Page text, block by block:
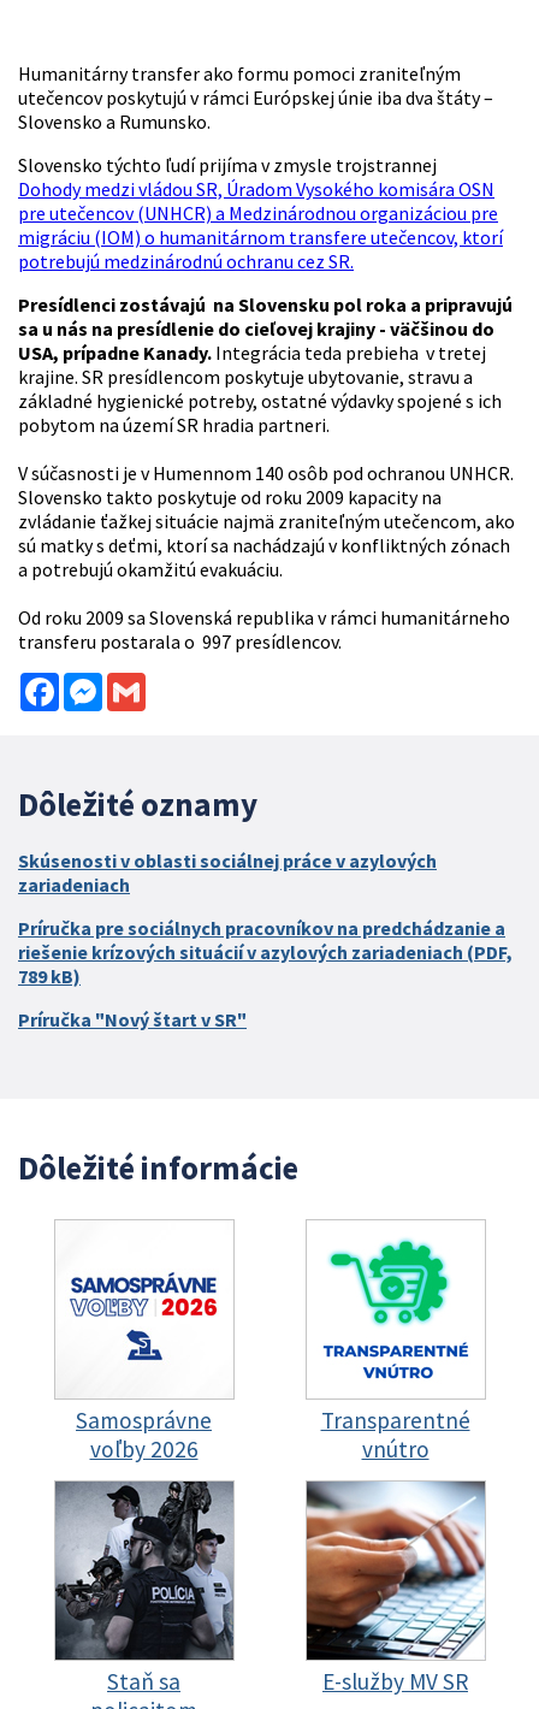
Humanitárny transfer ako formu pomoci zraniteľným
utečencov poskytujú v rámci Európskej únie iba dva štáty –
Slovensko a Rumunsko.
Slovensko týchto ľudí prijíma v zmysle trojstrannej
Dohody medzi vládou SR, Úradom Vysokého komisára OSN
pre utečencov (UNHCR) a Medzinárodnou organizáciou pre
migráciu (IOM) o humanitárnom transfere utečencov, ktorí
potrebujú medzinárodnú ochranu cez SR.
Presídlenci zostávajú na Slovensku pol roka a pripravujú
sa u nás na presídlenie do cieľovej krajiny - väčšinou do
USA, prípadne Kanady. Integrácia teda prebieha v tretej
krajine. SR presídlencom poskytuje ubytovanie, stravu a
základné hygienické potreby, ostatné výdavky spojené s ich
pobytom na území SR hradia partneri.
V súčasnosti je v Humennom 140 osôb pod ochranou UNHCR.
Slovensko takto poskytuje od roku 2009 kapacity na
zvládanie ťažkej situácie najmä zraniteľným utečencom, ako
sú matky s deťmi, ktorí sa nachádzajú v konfliktných zónach
a potrebujú okamžitú evakuáciu.
Od roku 2009 sa Slovenská republika v rámci humanitárneho
transferu postarala o 997 presídlencov.
FacebookMessenger
Dôležité oznamy
Skúsenosti v oblasti sociálnej práce v azylových
zariadeniach
Príručka pre sociálnych pracovníkov na predchádzanie a
riešenie krízových situácií v azylových zariadeniach (PDF,
789 kB)
Príručka "Nový štart v SR"
Dôležité informácie
Samosprávne
voľby 2026
Transparentné
vnútro
Staň sa
E-služby MV SR